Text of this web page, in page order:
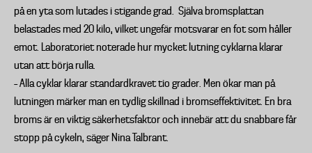
på en yta som lutades i stigande grad. Själva bromsplattan
belastades med 20 kilo, vilket ungefär motsvarar en fot som håller
emot. Laboratoriet noterade hur mycket lutning cyklarna klarar
utan att börja rulla.
– Alla cyklar klarar standardkravet tio grader. Men ökar man på
lutningen märker man en tydlig skillnad i bromseffektivitet. En bra
broms är en viktig säkerhetsfaktor och innebär att du snabbare får
stopp på cykeln, säger Nina Talbrant.